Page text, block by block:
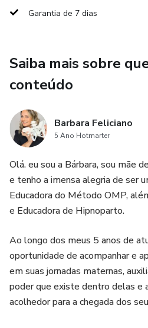
possível!
inesquecível, com mais
Garantia de 7 dias
Saiba mais sobre
conteúdo
Barbara Feliciano
5 Ano Hotmarter
Olá. eu sou a Bárbara, sou mãe
e tenho a imensa alegria de ser
Educadora do Método OMP,
e Educadora de Hipnoparto.
Ao longo dos meus 5 anos de
oportunidade de acompanhar e
em suas jornadas maternas,
poder que existe dentro delas e
acolhedor para a chegada dos